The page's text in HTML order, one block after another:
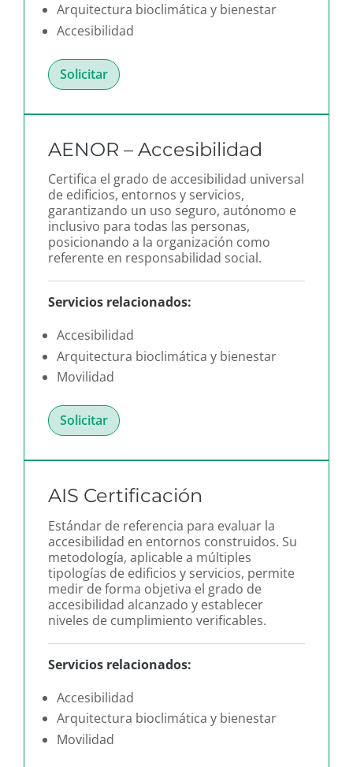
Arquitectura bioclimática y bienestar
Accesibilidad
Solicitar
AENOR – Accesibilidad
Certifica el grado de accesibilidad universal
de edificios, entornos y servicios,
garantizando un uso seguro, autónomo e
inclusivo para todas las personas,
posicionando a la organización como
referente en responsabilidad social.
Servicios relacionados:
Accesibilidad
Arquitectura bioclimática y bienestar
Movilidad
Solicitar
AIS Certificación
Estándar de referencia para evaluar la
accesibilidad en entornos construidos. Su
metodología, aplicable a múltiples
tipologías de edificios y servicios, permite
medir de forma objetiva el grado de
accesibilidad alcanzado y establecer
niveles de cumplimiento verificables.
Servicios relacionados:
Accesibilidad
Arquitectura bioclimática y bienestar
Movilidad